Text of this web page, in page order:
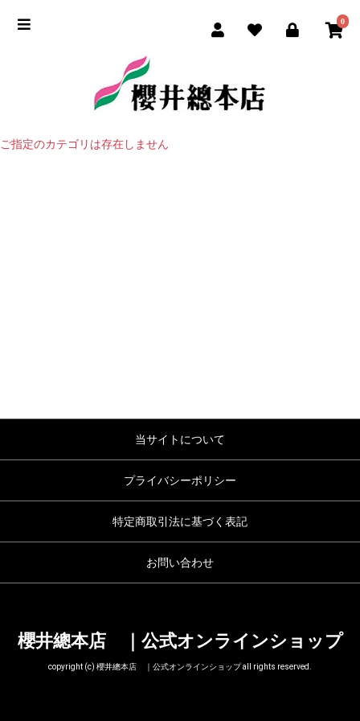
0
ご指定のカテゴリは存在しません
当サイトについて
プライバシーポリシー
特定商取引法に基づく表記
お問い合わせ
櫻井總本店 ｜公式オンラインショップ
copyright (c) 櫻井總本店 ｜公式オンラインショップ all rights reserved.